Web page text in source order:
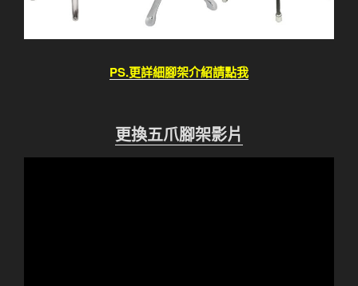
PS.更詳細腳架介紹請點我
更換五爪腳架影片